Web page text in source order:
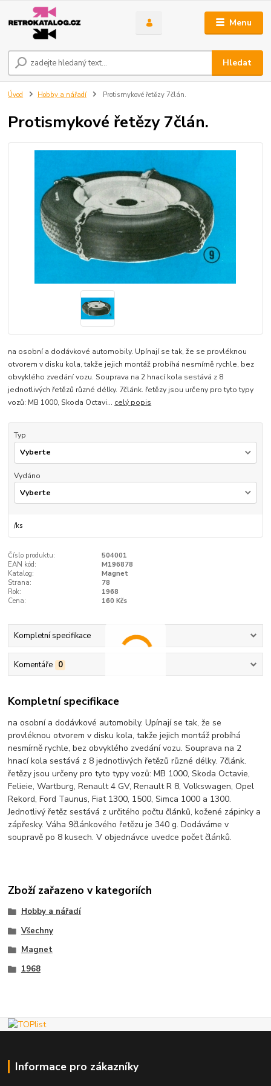
Menu
Hledat
Úvod Hobby a nářadí Protismykové řetězy 7člán.
Protismykové řetězy 7člán.
na osobní a dodávkové automobily. Upínají se tak, že se provléknou
otvorem v disku kola, takže jejich montáž probíhá nesmírně rychle, bez
obvyklého zvedání vozu. Souprava na 2 hnací kola sestává z 8
jednotlivých řetězů různé délky. 7článk. řetězy jsou určeny pro tyto typy
vozů: MB 1000, Skoda Octavi... celý popis
Typ
Vydáno
/ks
Číslo produktu:
504001
EAN kód:
M196878
Katalog:
Magnet
Strana:
78
Rok:
1968
Cena:
160 Kčs
Kompletní specifikace
Komentáře 0
Kompletní specifikace
na osobní a dodávkové automobily. Upínají se tak, že se
provléknou otvorem v disku kola, takže jejich montáž probíhá
nesmírně rychle, bez obvyklého zvedání vozu. Souprava na 2
hnací kola sestává z 8 jednotlivých řetězů různé délky. 7článk.
řetězy jsou určeny pro tyto typy vozů: MB 1000, Skoda Octavie,
Felieie, Wartburg, Renault 4 GV, Renault R 8, Volkswagen, Opel
Rekord, Ford Taunus, Fiat 1300, 1500, Simca 1000 a 1300.
Jednotlivý řetěz sestává z určitého počtu článků, kožené zápinky a
zápřesky. Váha 9článkového řetězu je 340 g. Dodáváme v
soupravě po 8 kusech. V objednávce uvedce počet článků.
Zboží zařazeno v kategoriích
Hobby a nářadí
Všechny
Magnet
1968
Informace pro zákazníky